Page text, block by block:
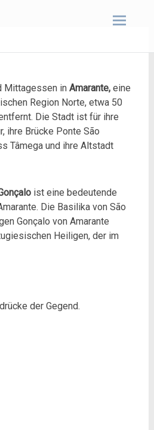
Mittagessen in Amarante, eine
Region Norte, etwa 50
Die Stadt ist für ihre
ihre Brücke Ponte São
Tâmega und ihre Altstadt
ist eine bedeutende
Die Basilika von São
Gonçalo von Amarante
Heiligen, der im
der Gegend.